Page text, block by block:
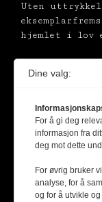
Uten
hjemlet i lov
Dine valg:
For å gi deg
informasjon fra
deg mot dette
For øvrig bruker
analyse, for å
og for å utvikle